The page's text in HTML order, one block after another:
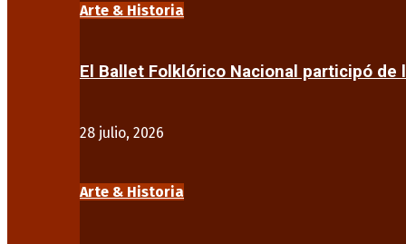
Arte & Historia
El Ballet Folklórico Nacional participó de
28 julio, 2026
Arte & Historia